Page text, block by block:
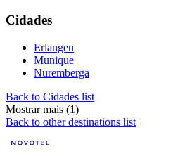
Cidades
Erlangen
Munique
Nuremberga
Back to Cidades list
Mostrar mais (1)
Back to other destinations list